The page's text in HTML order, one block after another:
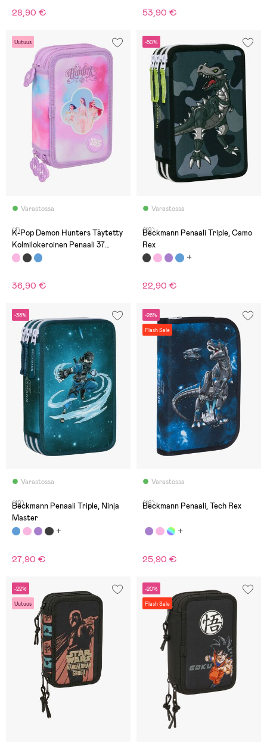
28,90 € 53,90 €
Uutuus
Varastossa
(1)
K-Pop Demon Hunters Täytetty
Kolmilokeroinen Penaali 37
Osaa, Artist
36,90 €
-50%
Varastossa
(19)
Beckmann Penaali Triple, Camo
Rex
22,90 €
-38%
Varastossa
(19)
Beckmann Penaali Triple, Ninja
Master
27,90 €
-26%
Flash Sale
Varastossa
(16)
Beckmann Penaali, Tech Rex
25,90 €
-22%
Uutuus
-20%
Flash Sale